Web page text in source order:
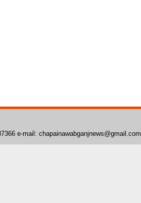
187366 e-mail: chapainawabganjnews@gmail.com